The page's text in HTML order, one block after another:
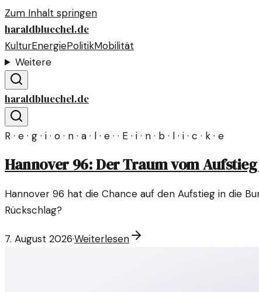
Zum Inhalt springen
haraldbluechel.de
KulturEnergiePolitikMobilität
Weitere
haraldbluechel.de
R · e · g · i · o · n · a · l · e · · E · i · n · b · l · i · c · k · e
Hannover 96: Der Traum vom
Hannover 96 hat die Chance auf den Aufstieg in die
Rückschlag?
7. August 2026·Weiterlesen